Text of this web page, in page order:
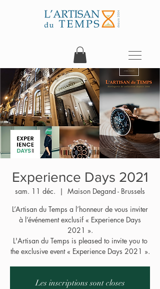
Experience Days 2021
sam. 11 déc.
  |
Maison Degand - Brussels
L’Artisan du Temps a l’honneur de vous inviter
à l’événement exclusif « Experience Days
2021 ».
L'Artisan du Temps is pleased to invite you to
the exclusive event « Experience Days 2021 ».
Les inscriptions sont closes